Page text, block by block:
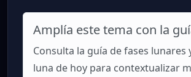
Amplía este tema con la
Consulta la guía de fases lunares
luna de hoy para contextualizar